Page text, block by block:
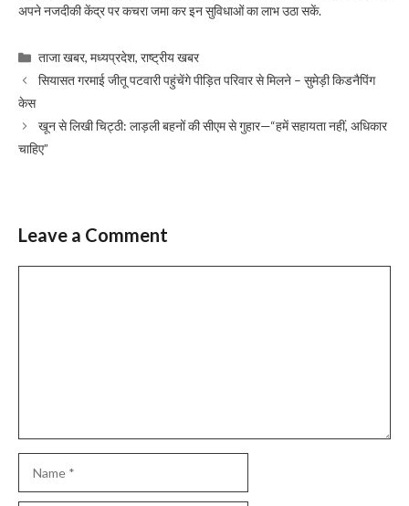
अपने नजदीकी केंद्र पर कचरा जमा कर इन सुविधाओं का लाभ उठा सकें.
Categories
ताजा खबर,मध्यप्रदेश,राष्ट्रीय खबर
सियासत गरमाई जीतू पटवारी पहुंचेंगे पीड़ित परिवार से मिलने – सुमेड़ी किडनैपिंग
केस
खून से लिखी चिट्ठी: लाड़ली बहनों की सीएम से गुहार—“हमें सहायता नहीं, अधिकार
चाहिए”
Leave a Comment